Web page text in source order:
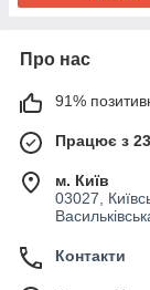
Про нас
91%
Працює з
м. Київ
03027,
Контакти